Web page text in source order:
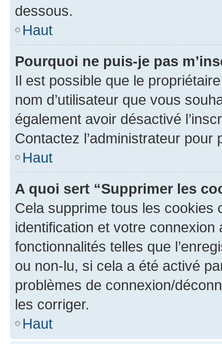
dessous.
Haut
Pourquoi ne puis-je pas
Il est possible que le
nom d’utilisateur que vous
également avoir désactivé
Contactez l’administrateur
Haut
A quoi sert “Supprimer les
Cela supprime tous les cookies
identification et votre
fonctionnalités telles que
ou non-lu, si cela a été activé
problèmes de connexion/
les corriger.
Haut